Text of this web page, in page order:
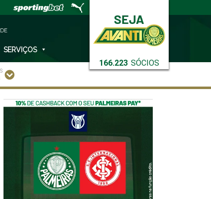
166.223 SÓCIOS
SERVIÇOS